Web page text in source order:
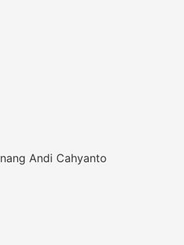
Andi Cahyanto